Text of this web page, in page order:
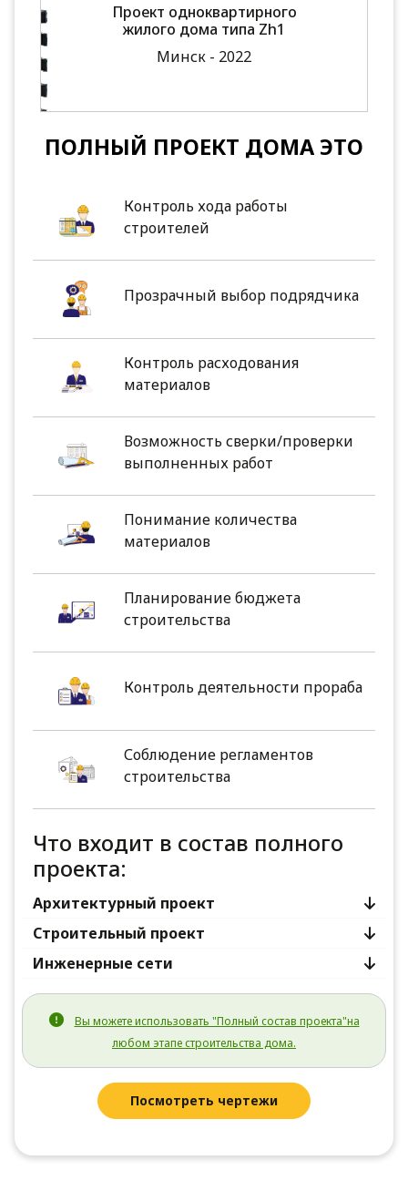
Проект одноквартирного
жилого дома типа Zh1
Минск - 2022
ПОЛНЫЙ ПРОЕКТ ДОМА ЭТО
Контроль хода работы
строителей
Прозрачный выбор подрядчика
Контроль расходования
материалов
Возможность сверки/проверки
выполненных работ
Понимание количества
материалов
Планирование бюджета
строительства
Контроль деятельности прораба
Соблюдение регламентов
строительства
Что входит в состав полного
проекта:
Архитектурный проект
Строительный проект
Инженерные сети
Вы можете использовать "Полный состав проекта"на
любом этапе строительства дома.
Посмотреть чертежи